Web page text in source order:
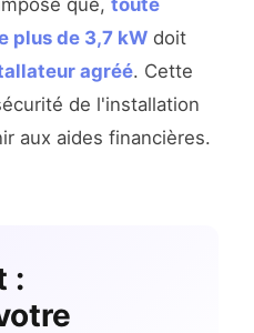
que, toute
plus de 3,7 kW doit
agréé. Cette
de l'installation
aux aides financières.
: